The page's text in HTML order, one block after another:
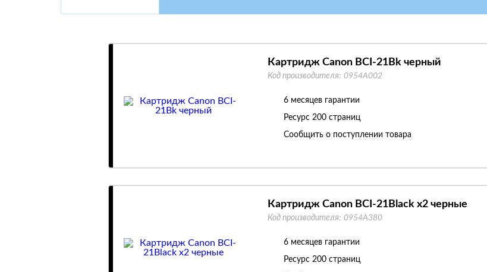
Картридж Canon BCI-21Bk черный
Код производителя: 0954A002
6 месяцев гарантии
Ресурс 200 страниц
Сообщить о поступлении товара
Картридж Canon BCI-21Black x2 черные
Код производителя: 0954A380
6 месяцев гарантии
Ресурс 200 страниц